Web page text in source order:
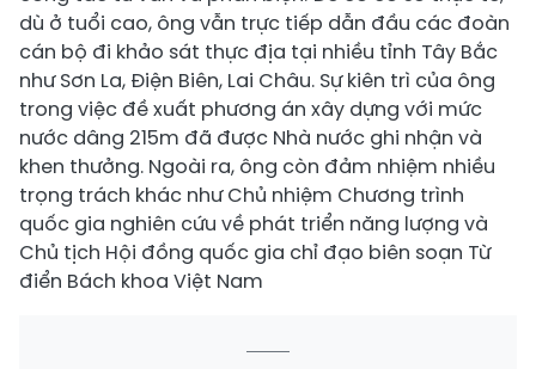
dù ở tuổi cao, ông vẫn trực tiếp dẫn đầu các đoàn
cán bộ đi khảo sát thực địa tại nhiều tỉnh Tây Bắc
như Sơn La, Điện Biên, Lai Châu. Sự kiên trì của ông
trong việc đề xuất phương án xây dựng với mức
nước dâng 215m đã được Nhà nước ghi nhận và
khen thưởng. Ngoài ra, ông còn đảm nhiệm nhiều
trọng trách khác như Chủ nhiệm Chương trình
quốc gia nghiên cứu về phát triển năng lượng và
Chủ tịch Hội đồng quốc gia chỉ đạo biên soạn Từ
điển Bách khoa Việt Nam